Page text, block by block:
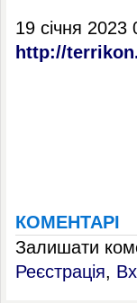
19 січня 2023
http://
КОМЕНТАРІ
Залишати
Реєстрація,